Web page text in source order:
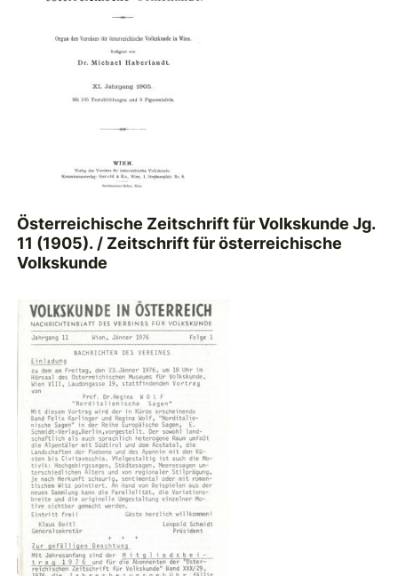
Österreichische Zeitschrift für Volkskunde Jg.
11 (1905). / Zeitschrift für österreichische
Volkskunde